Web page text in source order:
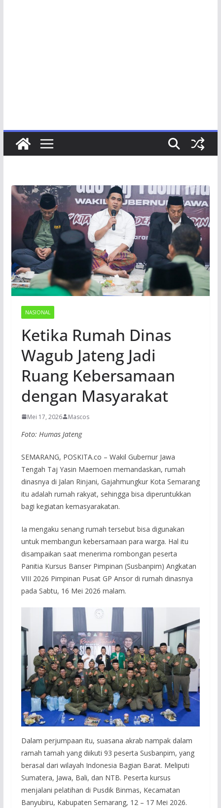
NASIONAL
Ketika Rumah Dinas
Wagub Jateng Jadi
Ruang Kebersamaan
dengan Masyarakat
Mei 17, 2026 Mascos
Foto: Humas Jateng
SEMARANG, POSKITA.co – Wakil Gubernur Jawa
Tengah Taj Yasin Maemoen memandaskan, rumah
dinasnya di Jalan Rinjani, Gajahmungkur Kota Semarang
itu adalah rumah rakyat, sehingga bisa diperuntukkan
bagi kegiatan kemasyarakatan.
Ia mengaku senang rumah tersebut bisa digunakan
untuk membangun kebersamaan para warga. Hal itu
disampaikan saat menerima rombongan peserta
Panitia Kursus Banser Pimpinan (Susbanpim) Angkatan
VIII 2026 Pimpinan Pusat GP Ansor di rumah dinasnya
pada Sabtu, 16 Mei 2026 malam.
Dalam perjumpaan itu, suasana akrab nampak dalam
ramah tamah yang diikuti 93 peserta Susbanpim, yang
berasal dari wilayah Indonesia Bagian Barat. Meliputi
Sumatera, Jawa, Bali, dan NTB. Peserta kursus
menjalani pelatihan di Pusdik Binmas, Kecamatan
Banyubiru, Kabupaten Semarang, 12 – 17 Mei 2026.